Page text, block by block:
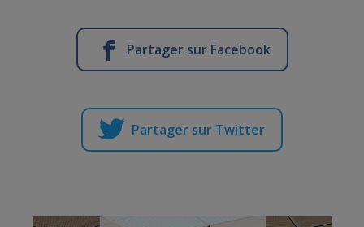
Partager sur Facebook
Partager sur Twitter